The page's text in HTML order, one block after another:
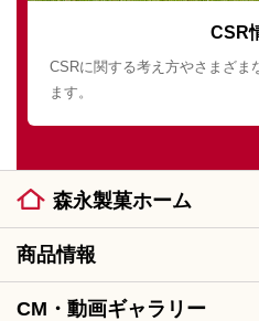
CSR
CSRに関する考え方やさまざま
ます。
森永製菓ホーム
商品情報
CM・動画ギャラリー